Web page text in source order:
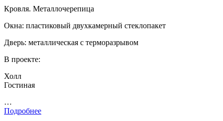
Кровля. Металлочерепица
Окна: пластиковый двухкамерный стеклопакет
Дверь: металлическая с терморазрывом
В проекте:
Холл
Гостиная
…
Подробнее